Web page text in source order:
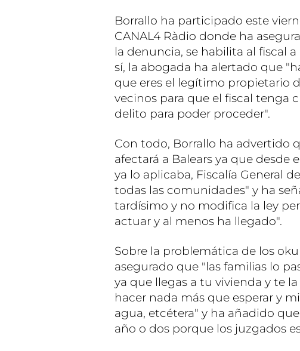
Borrallo ha participado este
CANAL4 Ràdio donde ha
la denuncia, se habilita al fiscal
sí, la abogada ha alertado que
que eres el legítimo propietario
vecinos para que el fiscal tenga
delito para poder proceder".
Con todo, Borrallo ha advertido
afectará a Balears ya que desde
ya lo aplicaba, Fiscalía General
todas las comunidades" y ha
tardísimo y no modifica la ley
actuar y al menos ha llegado".
Sobre la problemática de los
asegurado que "las familias lo
ya que llegas a tu vivienda y te
hacer nada más que esperar y
agua, etcétera" y ha añadido
año o dos porque los juzgados